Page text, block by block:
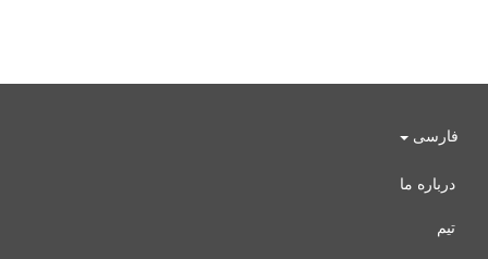
فارسی
درباره ما
تیم